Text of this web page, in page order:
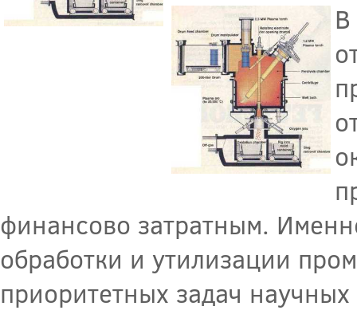
финансово затратным.
обработки и утилизации
приоритетных задач